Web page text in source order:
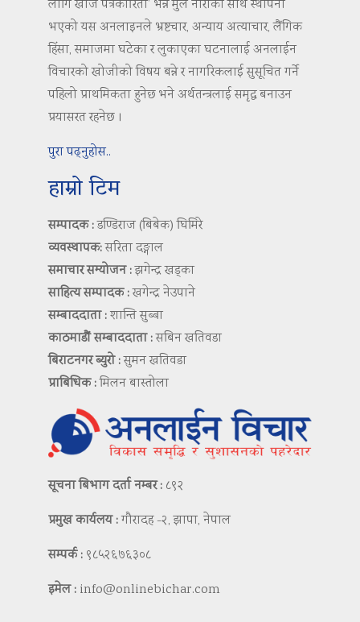
लागि खोज पत्रकारिता’ भन्ने मुल नाराका साथ स्थापना
भएको यस अनलाइनले भ्रष्टचार, अन्याय अत्याचार, लैंगिक
हिंसा, समाजमा घटेका र लुकाएका घटनालाई अनलाईन
विचारको खोजीको विषय बन्ने र नागरिकलाई सुसूचित गर्ने
पहिलो प्राथमिकता हुनेछ भने अर्थतन्त्रलाई समृद्ध बनाउन
प्रयासरत रहनेछ ।
पुरा पढ्नुहोस..
हाम्रो टिम
सम्पादक :डण्डिराज (बिबेक) घिमिरे
व्यवस्थापक:सरिता दङ्गाल
समाचार सम्योजन :झगेन्द्र खड्का
साहित्य सम्पादक :खगेन्द्र नेउपाने
सम्बाददाता :शान्ति सुब्बा
काठमाडौं सम्बाददाता :सबिन खतिवडा
बिराटनगर ब्युरो :सुमन खतिवडा
प्राबिधिक :मिलन बास्तोला
सूचना बिभाग दर्ता नम्बर : ८९२
प्रमुख कार्यलय :गौरादह -२, झापा, नेपाल
सम्पर्क : ९८५२६७६३०८
इमेल : info@onlinebichar.com